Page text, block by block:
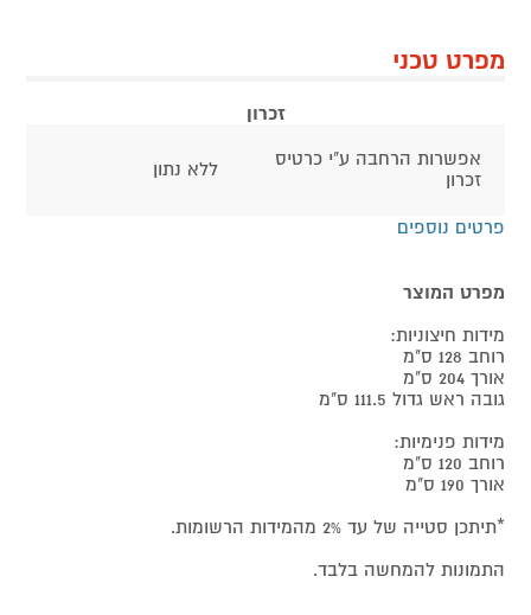
מפרט טכני
זכרון
אפשרות הרחבה ע"י כרטיס
זכרון
ללא נתון
פרטים נוספים
מפרט המוצר
מידות חיצוניות:
רוחב 128 ס"מ
אורך 204 ס"מ
גובה ראש גדול 111.5 ס"מ
מידות פנימיות:
רוחב 120 ס"מ
אורך 190 ס"מ
*תיתכן סטייה של עד 2% מהמידות הרשומות.
התמונות להמחשה בלבד.